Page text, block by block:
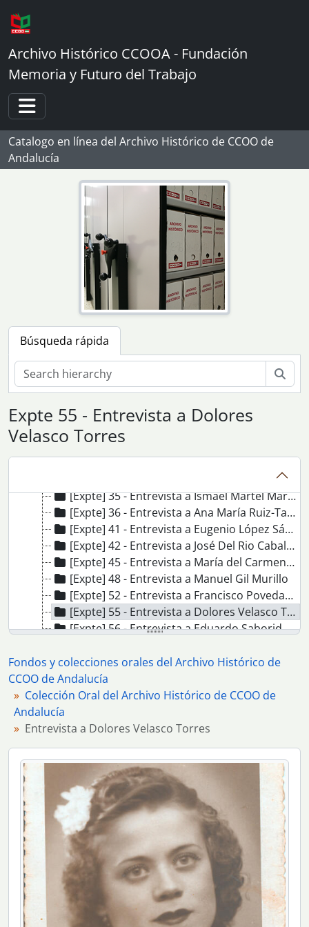
Skip to main content
Archivo Histórico CCOOA - Fundación
Memoria y Futuro del Trabajo
Toggle navigation
Catalogo en línea del Archivo Histórico de CCOO de
Andalucía
Búsqueda rápida
Expte 55 - Entrevista a Dolores
Velasco Torres
[Agrupación de fondos] 06 - Fondos y colecciones orales del Archivo Histórico de CCOO de Andalucía
[Colección] 1 - Colección Oral del Archivo Histórico de CCOO de Andalucía
[Expte] 3 - Entrevista a Manuel Gonzalo Mateu
[Expte] 11 - Entrevista a Fernando Soto Martín
[Expte] 14 - Entrevista a Francisco Velasco Sánchez
[Expte] 20 - Entrevista a Carmén Gómez Ruiz
[Expte] 27 - Entrevista a Jaime Baena Abad
[Expte] 28 - Entrevista a José Hormigo González
[Expte] 32 - Entrevista a Miguel Guillén Márquez
[Expte] 35 - Entrevista a Ismael Martel Marcos
[Expte] 36 - Entrevista a Ana María Ruiz-Tagle
[Expte] 41 - Entrevista a Eugenio López Sánchez
[Expte] 42 - Entrevista a José Del Rio Caballero
[Expte] 45 - Entrevista a María del Carmen Ramos Díaz
[Expte] 48 - Entrevista a Manuel Gil Murillo
[Expte] 52 - Entrevista a Francisco Povedano Cáliz
[Expte] 55 - Entrevista a Dolores Velasco Torres
[Expte] 56 - Entrevista a Eduardo Saborido Galán
[Expte] 69 - Entrevista a Carmen Murillo Cassión
[Expte] 70 - Entrevista a Rosario Vicente Torres
[Expte] 73 - Entrevista a Fuencisla García García
[Expte] 78 - Entrevista a Servanda Alcázar Fernández
[Expte] 84 - Entrevista a Ramón Sánchez Silva
[Expte] 85 - Entrevista a Joaquina Cordero Cuéllar
[Expte] 88 - Entrevista a Antonio Herrera Fernández
[Expte] 91 - Entrevista a Francisco Acosta Orge
[Expte] 96 - Entrevista a José María Romero Calero
[Expte] 103 - Entrevista a Julio Ruiz Ruiz
[Expte] 104 - Entrevista a Aurora León González
[Expte] 105 - Entrevista a Antonio Benitez Berraquero
[Expte] 111 - Entrevista a Antonio Brioso Muñoz
[Expte] 112 - Entrevista a Francisco Trujillo Villanueva
[Expte] 115 - Entrevista a Juan Pérez Pérez
Fondos y colecciones orales del Archivo Histórico de
CCOO de Andalucía
Colección Oral del Archivo Histórico de CCOO de
Andalucía
Entrevista a Dolores Velasco Torres